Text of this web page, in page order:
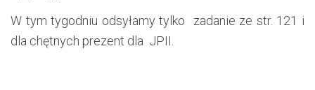
W tym tygodniu odsyłamy tylko zadanie ze str. 121 i
dla chętnych prezent dla JPII.